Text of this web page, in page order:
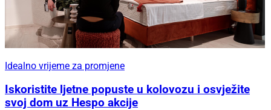
Idealno vrijeme za promjene
Iskoristite ljetne popuste u kolovozu i osvježite
svoj dom uz Hespo akcije